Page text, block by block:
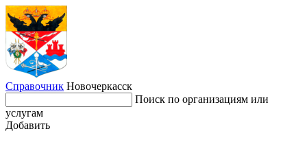
Справочник Новочеркасск
Поиск по организациям или
услугам
Добавить